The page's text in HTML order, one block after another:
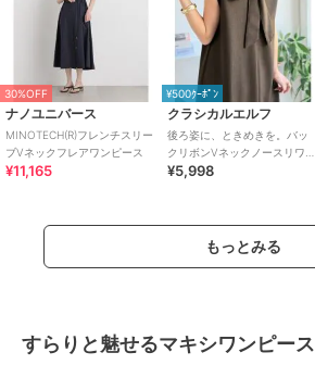
30%OFF
ナノユニバース
MINOTECH(R)フレンチスリー
ブVネックフレアワンピース
¥11,165
¥500ｸｰﾎﾟﾝ
クラシカルエルフ
後ろ姿に、ときめきを。バッ
クリボンVネックノースリワン
ピース
¥5,998
もっとみる
すらりと魅せるマキシワンピース